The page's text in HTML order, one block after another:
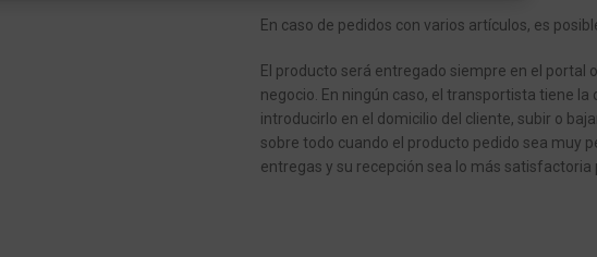
En caso de pedidos con varios artículos, es
El producto será entregado siempre en el portal
negocio. En ningún caso, el transportista tiene
introducirlo en el domicilio del cliente, subir o
sobre todo cuando el producto pedido sea muy
entregas y su recepción sea lo más satisfactoria